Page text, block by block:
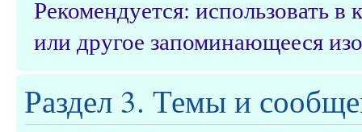
Рекомендуется: использовать
или другое запоминающееся
Раздел 3. Темы и